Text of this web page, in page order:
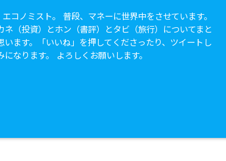
コノミスト。 普段、マネーに世界中をさせています。
ネ（投資）とホン（書評）とタビ（旅行）についてまと
います。「いいね」を押してくださったり、ツイートし
になります。 よろしくお願いします。